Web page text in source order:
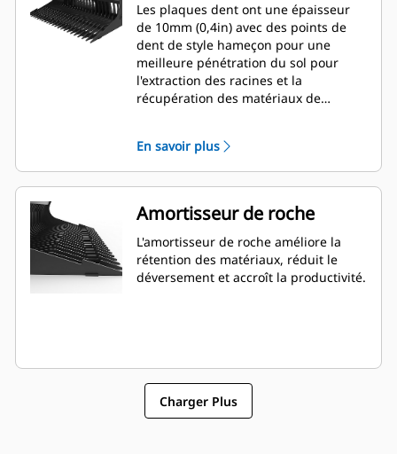
Les plaques dent ont une épaisseur
de 10mm (0,4in) avec des points de
dent de style hameçon pour une
meilleure pénétration du sol pour
l'extraction des racines et la
récupération des matériaux de
En savoir plus
Amortisseur de roche
L'amortisseur de roche améliore la
rétention des matériaux, réduit le
déversement et accroît la productivité.
Charger Plus